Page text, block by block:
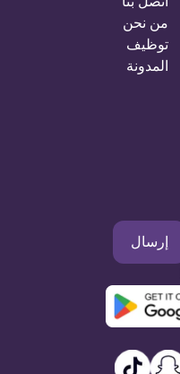
من نحن
توظيف
المدونة
إرسال